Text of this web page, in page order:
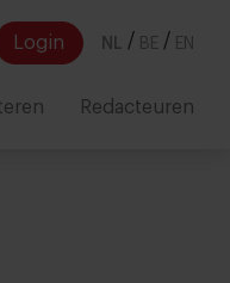
Login NL / BE / EN
Redacteuren